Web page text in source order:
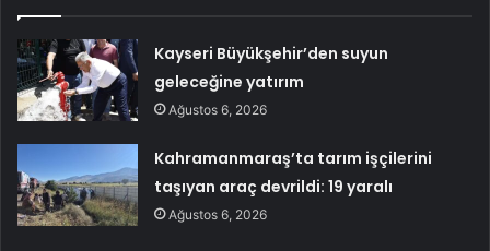
Kayseri Büyükşehir’den suyun
geleceğine yatırım
Ağustos 6, 2026
Kahramanmaraş’ta tarım işçilerini
taşıyan araç devrildi: 19 yaralı
Ağustos 6, 2026